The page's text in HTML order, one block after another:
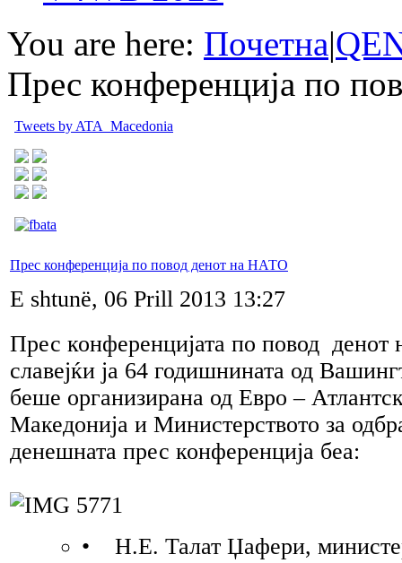
You are here: Почетна|
Прес конференција по
Tweets by ATA_Macedonia
Прес конференција по повод денот на НАТО
E shtunë, 06 Prill 2013 13:27
Прес конференцијата по повод
славејќи ја 64 годишнината од
беше организирана од Евро –
Македонија и Министерството за
денешната прес конференција беа:
• Н.Е. Талат Џафери,